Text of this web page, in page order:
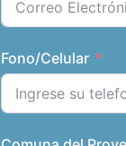
Fono/Celular